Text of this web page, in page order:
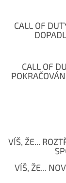
CALL OF
CALL OF
VÍŠ, ŽE...
VÍŠ, ŽE...